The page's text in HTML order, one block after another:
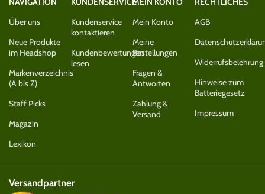
Über uns
Neue Produkte
im Headshop
Markenverzeichnis
(A bis Z)
Staff Picks
Magazin
Lexikon
Kundenservice
kontaktieren
Kundenbewertungen
lesen
Mein Konto
Meine
Bestellungen
Fragen &
Antworten
Zahlung &
Versand
AGB
Widerrufsbelehrung
Hinweise zum
Batteriegesetz
Impressum
Versandpartner